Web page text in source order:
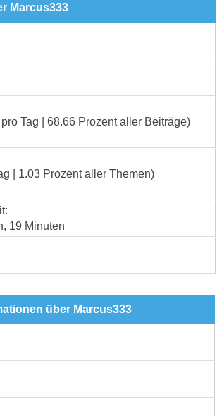
Marcus333
Tag | 68.66 Prozent aller Beiträge)
| 1.03 Prozent aller Themen)
19 Minuten
über Marcus333